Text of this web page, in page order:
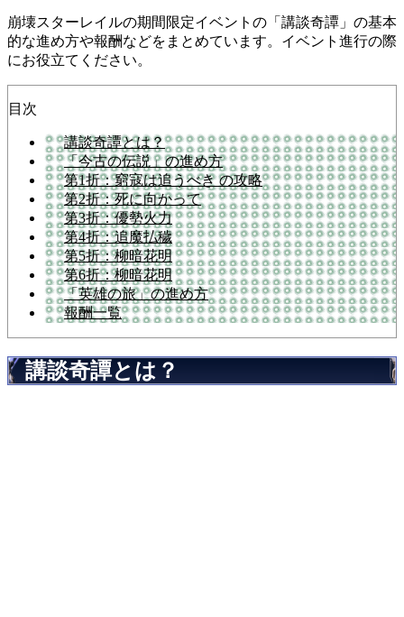
崩壊スターレイルの期間限定イベントの「講談奇譚」の基本
的な進め方や報酬などをまとめています。イベント進行の際
にお役立てください。
目次
講談奇譚とは？
「今古の伝説」の進め方
第1折：窮寇は追うべき の攻略
第2折：死に向かって
第3折：優勢火力
第4折：追魔払穢
第5折：柳暗花明
第6折：柳暗花明
「英雄の旅」の進め方
報酬一覧
講談奇譚とは？